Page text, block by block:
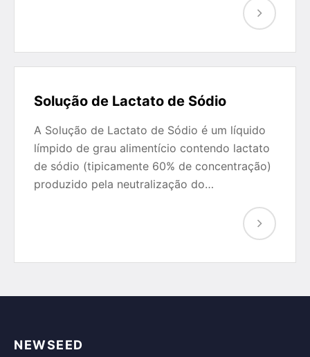
Solução de Lactato de Sódio
A Solução de Lactato de Sódio é um líquido
límpido de grau alimentício contendo lactato
de sódio (tipicamente 60% de concentração)
produzido pela neutralização do…
NEWSEED